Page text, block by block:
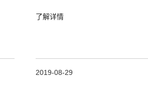
一同见证俱乐部正式成立的历史时
了解详情
2019-08-29